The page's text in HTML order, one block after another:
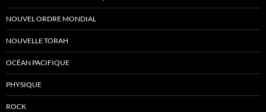
NOUVEL ORDRE MONDIAL
NOUVELLE TORAH
OCÉAN PACIFIQUE
PHYSIQUE
ROCK